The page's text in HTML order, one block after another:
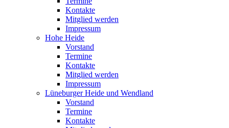
Kontakte
Mitglied werden
Impressum
Hohe Heide
Vorstand
Termine
Kontakte
Mitglied werden
Impressum
Lüneburger Heide und Wendland
Vorstand
Termine
Kontakte